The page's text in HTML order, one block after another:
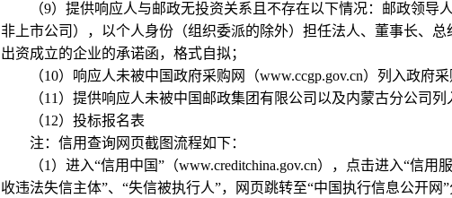
（9）提供响应人与邮政无投资关系且不存在以下情况：邮政领
非上市公司），以个人身份（组织委派的除外）担任法人、董事长、
出资成立的企业的承诺函，格式自拟；
（10）响应人未被中国政府采购网（www.ccgp.gov.cn）列入政府
（11）提供响应人未被中国邮政集团有限公司以及内蒙古分公司列
（12）投标报名表
注：信用查询网页截图流程如下：
（1）进入“信用中国”（www.creditchina.gov.cn），点击进入“信
收违法失信主体”、“失信被执行人”，网页跳转至“中国执行信息公开网